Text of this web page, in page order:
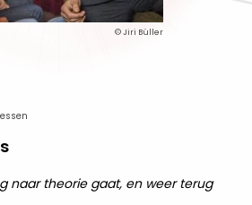
© Jiri Büller
naar theorie gaat, en weer terug